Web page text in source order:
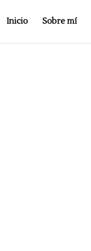
Inicio Sobre mí